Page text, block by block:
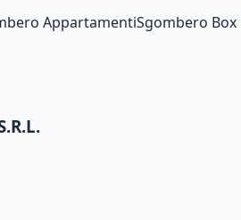
AppartamentiSgombero Box